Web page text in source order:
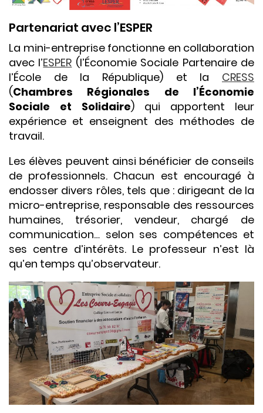
Partenariat avec l’ESPER
La mini-entreprise fonctionne en collaboration
avec l’ESPER (l’Économie Sociale Partenaire de
l’École de la République) et la CRESS
(Chambres Régionales de l’Économie
Sociale et Solidaire) qui apportent leur
expérience et enseignent des méthodes de
travail.
Les élèves peuvent ainsi bénéficier de conseils
de professionnels. Chacun est encouragé à
endosser divers rôles, tels que : dirigeant de la
micro-entreprise, responsable des ressources
humaines, trésorier, vendeur, chargé de
communication… selon ses compétences et
ses centre d’intérêts. Le professeur n’est là
qu’en temps qu’observateur.